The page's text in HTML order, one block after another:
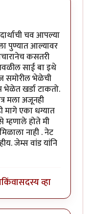
चव आपल्या
पुण्यात आल्यावर
कसतरी
साई बा इथे
समोरील भेळेची
खर्डा टाकतो.
मला अजूनही
मागे एका धग्यात
म्हणाले होते मी
नाही . नेट
जेम्स वांड यांनि
किंवासदस्य व्हा